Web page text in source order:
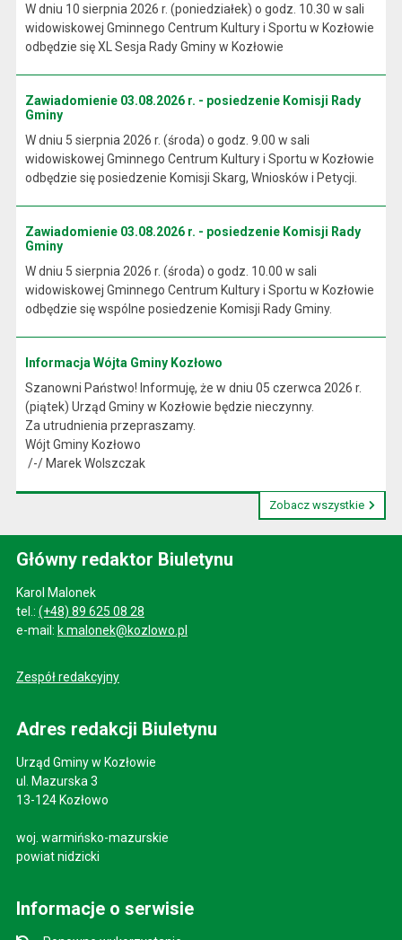
W dniu 10 sierpnia 2026 r. (poniedziałek) o godz. 10.30 w sali
widowiskowej Gminnego Centrum Kultury i Sportu w Kozłowie
odbędzie się XL Sesja Rady Gminy w Kozłowie
Zawiadomienie 03.08.2026 r. - posiedzenie Komisji Rady
Gminy
W dniu 5 sierpnia 2026 r. (środa) o godz. 9.00 w sali
widowiskowej Gminnego Centrum Kultury i Sportu w Kozłowie
odbędzie się posiedzenie Komisji Skarg, Wniosków i Petycji.
Zawiadomienie 03.08.2026 r. - posiedzenie Komisji Rady
Gminy
W dniu 5 sierpnia 2026 r. (środa) o godz. 10.00 w sali
widowiskowej Gminnego Centrum Kultury i Sportu w Kozłowie
odbędzie się wspólne posiedzenie Komisji Rady Gminy.
Informacja Wójta Gminy Kozłowo
Szanowni Państwo! Informuję, że w dniu 05 czerwca 2026 r.
(piątek) Urząd Gminy w Kozłowie będzie nieczynny.
Za utrudnienia przepraszamy.
Wójt Gminy Kozłowo
/-/ Marek Wolszczak
Zobacz wszystkie
Główny redaktor Biuletynu
Karol Malonek
tel.: (+48) 89 625 08 28
e-mail: k.malonek@kozlowo.pl
Zespół redakcyjny
Adres redakcji Biuletynu
Urząd Gminy w Kozłowie
ul. Mazurska 3
13-124 Kozłowo
woj. warmińsko-mazurskie
powiat nidzicki
Informacje o serwisie